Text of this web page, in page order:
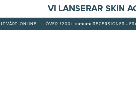
VI LANSERAR SKIN
ONLINE ÖVER 7200+ ★★★★★ RECENSIONER -